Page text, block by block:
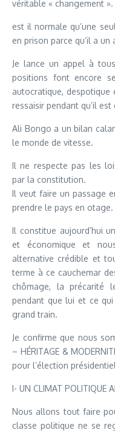
véritable « changement ».
est il normale qu’une
en prison parce qu’il a un
Je lance un appel à
positions font encore
autocratique,
ressaisir pendant qu’il
Ali Bongo a un bilan
le monde de vitesse.
Il ne respecte pas les
par la constitution.
Il veut faire un passage
prendre le pays en otage.
Il constitue aujourd’hui
et économique et
alternative crédible et
terme à ce cauchemar
chômage, la précarité
pendant que lui et ce
grand train.
Je confirme que nous
– HÉRITAGE &
pour l’élection
I- UN CLIMAT POLITIQUE
Nous allons tout faire
classe politique ne se